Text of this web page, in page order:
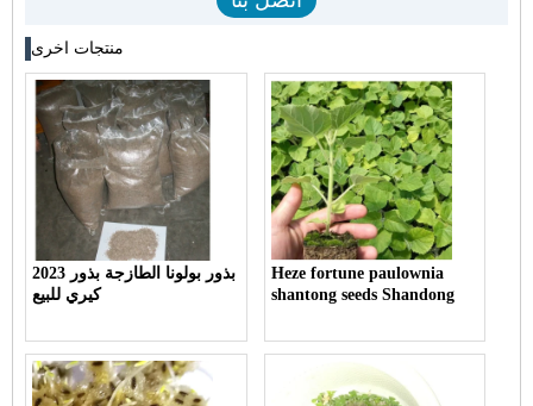
منتجات اخرى
2023 بذور بولونا الطازجة بذور
كيري للبيع
Heze fortune paulownia
shantong seeds Shandong